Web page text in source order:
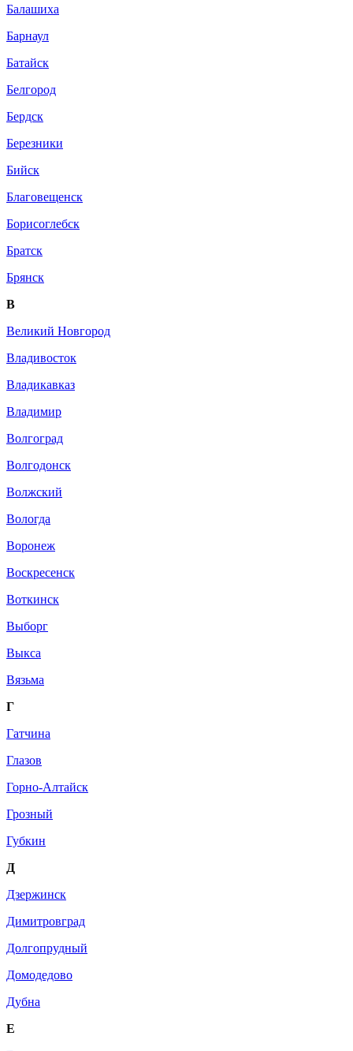
Балашиха
Барнаул
Батайск
Белгород
Бердск
Березники
Бийск
Благовещенск
Борисоглебск
Братск
Брянск
В
Великий Новгород
Владивосток
Владикавказ
Владимир
Волгоград
Волгодонск
Волжский
Вологда
Воронеж
Воскресенск
Воткинск
Выборг
Выкса
Вязьма
Г
Гатчина
Глазов
Горно-Алтайск
Грозный
Губкин
Д
Дзержинск
Димитровград
Долгопрудный
Домодедово
Дубна
Е